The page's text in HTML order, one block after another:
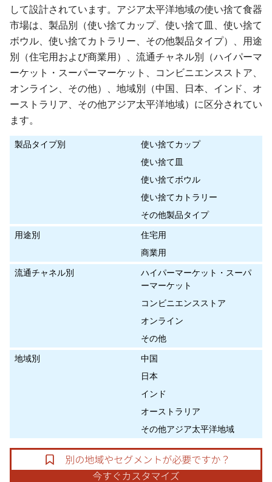
して設計されています。アジア太平洋地域の使い捨て食器
市場は、製品別（使い捨てカップ、使い捨て皿、使い捨て
ボウル、使い捨てカトラリー、その他製品タイプ）、用途
別（住宅用および商業用）、流通チャネル別（ハイパーマ
ーケット・スーパーマーケット、コンビニエンスストア、
オンライン、その他）、地域別（中国、日本、インド、オ
ーストラリア、その他アジア太平洋地域）に区分されてい
ます。
製品タイプ別
使い捨てカップ
使い捨て皿
使い捨てボウル
使い捨てカトラリー
その他製品タイプ
用途別
住宅用
商業用
流通チャネル別
ハイパーマーケット・スーパ
ーマーケット
コンビニエンスストア
オンライン
その他
地域別
中国
日本
インド
オーストラリア
その他アジア太平洋地域